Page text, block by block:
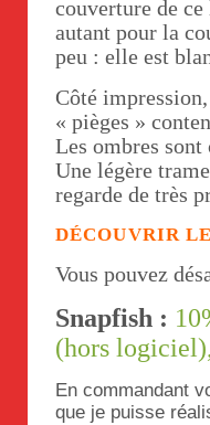
couverture de
autant pour la
peu : elle est
Côté
« pièges »
Les ombres sont
Une légère
regarde de très
DÉCOUVRIR
Vous pouvez
Snapfish :
(hors
En commandant
que je puisse